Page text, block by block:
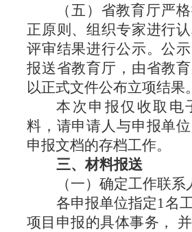
（五）省教育厅严
正原则、组织专家进行
评审结果进行公示。公
报送省教育厅，由省教育
以正式文件公布立项结果。
本次申报仅收取电
料，请申请人与申报单
申报文档的存档工作。
三、材料报送
（一）确定工作联系
各申报单位指定1名
项目申报的具体事务，